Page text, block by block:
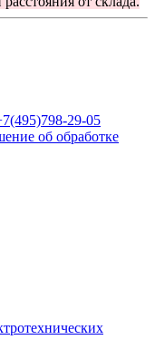
29-05
об обработке